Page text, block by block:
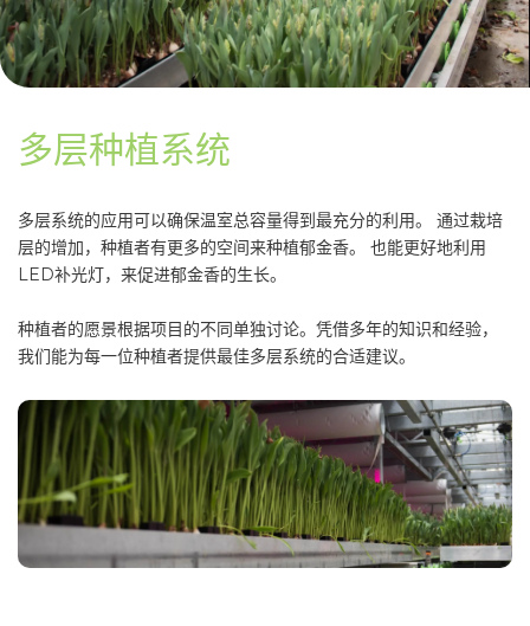
多层种植系统
多层系统的应用可以确保温室总容量得到最充分的利用。 通过栽培
层的增加，种植者有更多的空间来种植郁金香。 也能更好地利用
LED补光灯，来促进郁金香的生长。
种植者的愿景根据项目的不同单独讨论。凭借多年的知识和经验，
我们能为每一位种植者提供最佳多层系统的合适建议。